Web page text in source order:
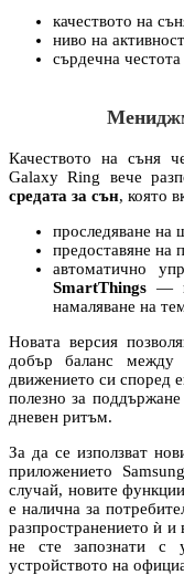
качеството на
ниво на
сърдечна
Качеството на съня
Galaxy Ring вече
средата за сън, която
проследяване на
предоставяне на
автоматично
SmartThings —
намаляване на
Новата версия
добър баланс между
движението си според
полезно за
дневен ритъм.
За да се използват
приложението
случай, новите
е налична за
разпространението ѝ
не сте запознати с
устройството на